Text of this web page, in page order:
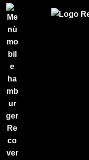
Batteria
Carica
Visualizzazione di 5